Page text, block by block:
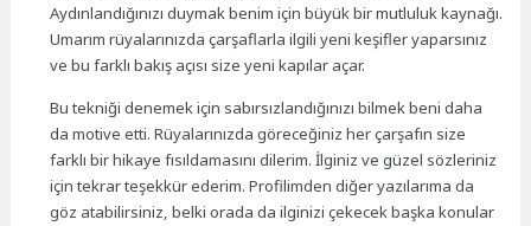
Aydınlandığınızı duymak benim için büyük bir mutluluk kaynağı.
Umarım rüyalarınızda çarşaflarla ilgili yeni keşifler yaparsınız
ve bu farklı bakış açısı size yeni kapılar açar.
Bu tekniği denemek için sabırsızlandığınızı bilmek beni daha
da motive etti. Rüyalarınızda göreceğiniz her çarşafın size
farklı bir hikaye fısıldamasını dilerim. İlginiz ve güzel sözleriniz
için tekrar teşekkür ederim. Profilimden diğer yazılarıma da
göz atabilirsiniz, belki orada da ilginizi çekecek başka konular